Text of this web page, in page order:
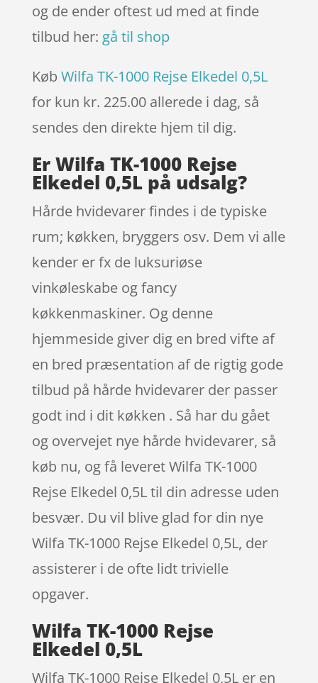
og de ender oftest ud med at finde
tilbud her: gå til shop
Køb Wilfa TK-1000 Rejse Elkedel 0,5L
for kun kr. 225.00 allerede i dag, så
sendes den direkte hjem til dig.
Er Wilfa TK-1000 Rejse
Elkedel 0,5L på udsalg?
Hårde hvidevarer findes i de typiske
rum; køkken, bryggers osv. Dem vi alle
kender er fx de luksuriøse
vinkøleskabe og fancy
køkkenmaskiner. Og denne
hjemmeside giver dig en bred vifte af
en bred præsentation af de rigtig gode
tilbud på hårde hvidevarer der passer
godt ind i dit køkken . Så har du gået
og overvejet nye hårde hvidevarer, så
køb nu, og få leveret Wilfa TK-1000
Rejse Elkedel 0,5L til din adresse uden
besvær. Du vil blive glad for din nye
Wilfa TK-1000 Rejse Elkedel 0,5L, der
assisterer i de ofte lidt trivielle
opgaver.
Wilfa TK-1000 Rejse
Elkedel 0,5L
Wilfa TK-1000 Rejse Elkedel 0,5L er en